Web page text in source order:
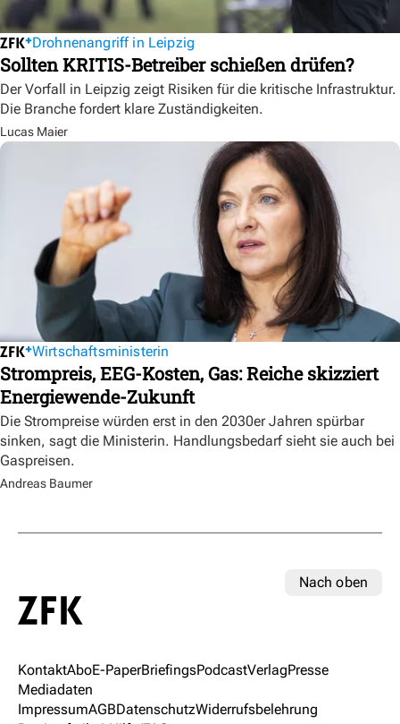
Drohnenangriff in Leipzig
Sollten KRITIS-Betreiber schießen drüfen?
Der Vorfall in Leipzig zeigt Risiken für die kritische Infrastruktur.
Die Branche fordert klare Zuständigkeiten.
Lucas Maier
Wirtschaftsministerin
Strompreis, EEG-Kosten, Gas: Reiche skizziert
Energiewende-Zukunft
Die Strompreise würden erst in den 2030er Jahren spürbar
sinken, sagt die Ministerin. Handlungsbedarf sieht sie auch bei
Gaspreisen.
Andreas Baumer
Nach oben
KontaktAboE-PaperBriefingsPodcastVerlagPresse
Mediadaten
ImpressumAGBDatenschutzWiderrufsbelehrung